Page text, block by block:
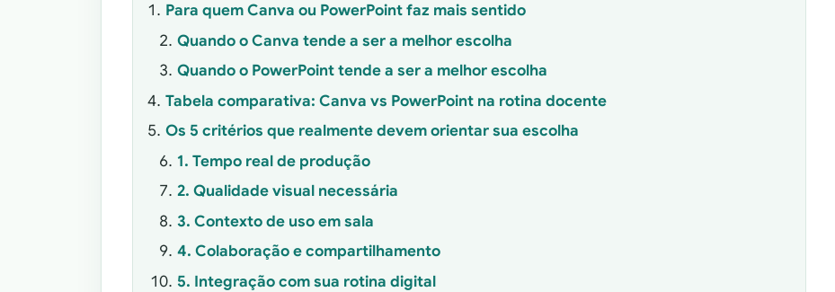
Para quem Canva ou PowerPoint faz mais sentido
Quando o Canva tende a ser a melhor escolha
Quando o PowerPoint tende a ser a melhor escolha
Tabela comparativa: Canva vs PowerPoint na rotina docente
Os 5 critérios que realmente devem orientar sua escolha
1. Tempo real de produção
2. Qualidade visual necessária
3. Contexto de uso em sala
4. Colaboração e compartilhamento
5. Integração com sua rotina digital